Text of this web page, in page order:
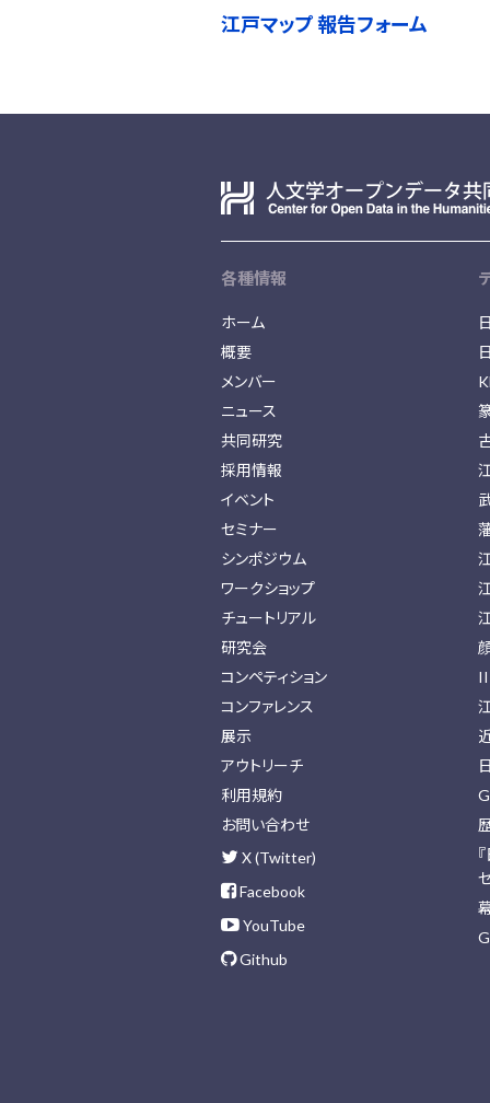
江戸マップ 報告フォーム
各種情報
ホーム
概要
メンバー
ニュース
共同研究
採用情報
イベント
セミナー
シンポジウム
ワークショップ
チュートリアル
研究会
コンペティション
コンファレンス
展示
アウトリーチ
利用規約
お問い合わせ
X (Twitter)
Facebook
YouTube
Github